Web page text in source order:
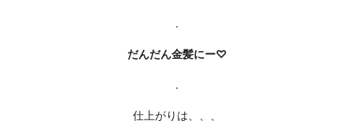
.
だんだん金髪にー♡
.
仕上がりは、、、